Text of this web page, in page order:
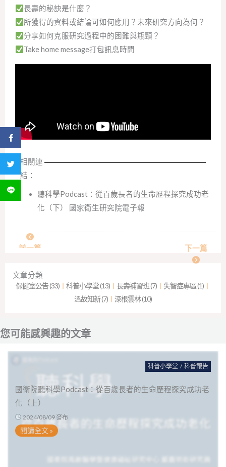
長壽的秘訣是什麼？
所獲得的資料或結論可如何應用？未來研究方向為何？
分享如何克服研究過程中的困難與瓶頸？
Take home message打包訊息時間
相關連
結：
聽科學Podcast：從百歲長者的生命歷程探究成功老
化（下）
國家衛生研究院電子報
分享到 Facebook
分享到 Twitter
分享到 LINE
前一篇 下一篇
文章分類
保健室公告 (33) ︱ 科普小學堂 (13) ︱ 長壽補習班 (7) ︱ 失智症專區 (1) ︱
溫故知新 (7) ︱ 深根雲林 (10)
您可能感興趣的文章
科普小學堂 / 科普報告
國衛院聽科學Podcast：從百歲長者的生命歷程探究成功老
化（上）
2024/08/09 發布
閱讀全文 »